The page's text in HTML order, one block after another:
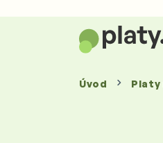
Úvod Platy